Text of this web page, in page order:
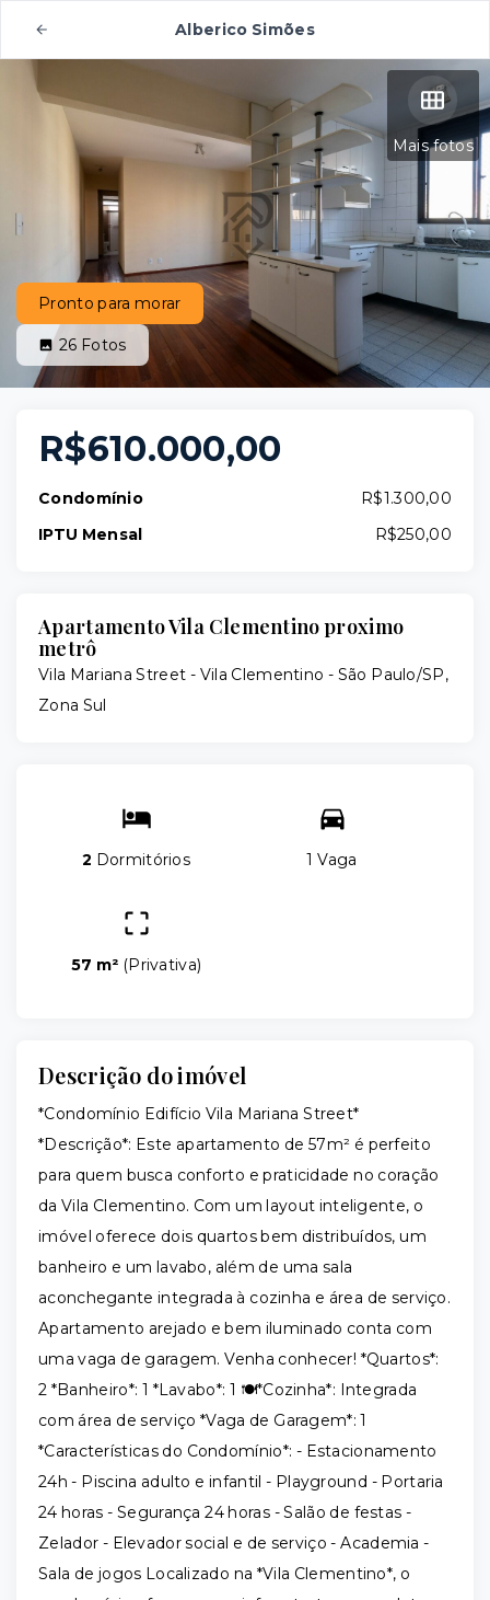
Alberico Simões
Mais fotos
Pronto para morar
26 Fotos
R$610.000,00
Condomínio
R$1.300,00
IPTU Mensal
R$250,00
Apartamento Vila Clementino proximo
metrô
Vila Mariana Street - Vila Clementino - São Paulo/SP,
Zona Sul
2 Dormitórios 1 Vaga
57 m² (Privativa)
Descrição do imóvel
*Condomínio Edifício Vila Mariana Street*
*Descrição*: Este apartamento de 57m² é perfeito
para quem busca conforto e praticidade no coração
da Vila Clementino. Com um layout inteligente, o
imóvel oferece dois quartos bem distribuídos, um
banheiro e um lavabo, além de uma sala
aconchegante integrada à cozinha e área de serviço.
Apartamento arejado e bem iluminado conta com
uma vaga de garagem. Venha conhecer! *Quartos*:
2 *Banheiro*: 1 *Lavabo*: 1 🍽️*Cozinha*: Integrada
com área de serviço *Vaga de Garagem*: 1
*Características do Condomínio*: - Estacionamento
24h - Piscina adulto e infantil - Playground - Portaria
24 horas - Segurança 24 horas - Salão de festas -
Zelador - Elevador social e de serviço - Academia -
Sala de jogos Localizado na *Vila Clementino*, o